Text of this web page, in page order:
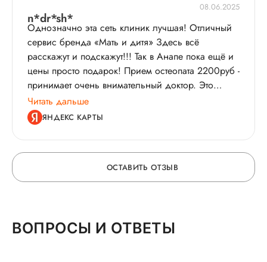
08.06.2025
n*dr*sh*
Однозначно эта сеть клиник лучшая! Отличный
сервис бренда «Мать и дитя» Здесь всё
расскажут и подскажут!!! Так в Анапе пока ещё и
цены просто подарок! Прием остеопата 2200руб -
принимает очень внимательный доктор. Это
очень мягкая и тонкая настройка организма.
Ребенок не особо хотел, но и к нему подход
нашли. Доктор Светлана - профессионал!
Читать дальше
ЯНДЕКС КАРТЫ
ОСТАВИТЬ ОТЗЫВ
ВОПРОСЫ И ОТВЕТЫ